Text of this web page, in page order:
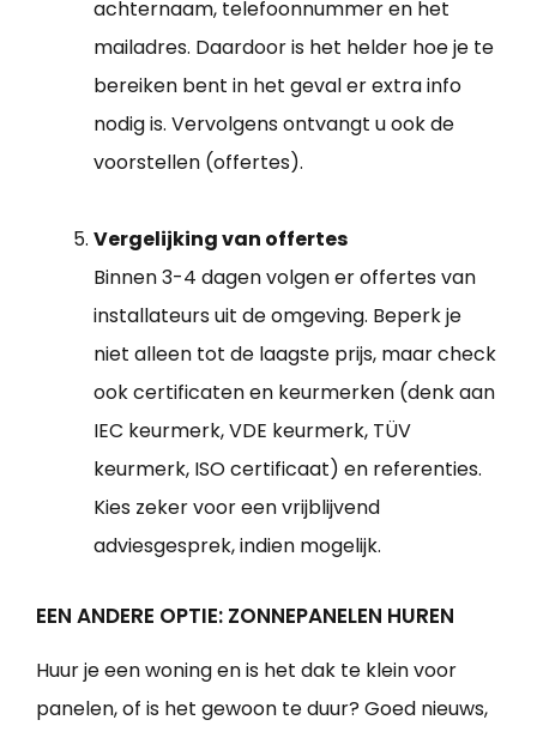
achternaam, telefoonnummer en het
mailadres. Daardoor is het helder hoe je te
bereiken bent in het geval er extra info
nodig is. Vervolgens ontvangt u ook de
voorstellen (offertes).
Vergelijking van offertes
Binnen 3-4 dagen volgen er offertes van
installateurs uit de omgeving. Beperk je
niet alleen tot de laagste prijs, maar check
ook certificaten en keurmerken (denk aan
IEC keurmerk, VDE keurmerk, TÜV
keurmerk, ISO certificaat) en referenties.
Kies zeker voor een vrijblijvend
adviesgesprek, indien mogelijk.
EEN ANDERE OPTIE: ZONNEPANELEN HUREN
Huur je een woning en is het dak te klein voor
panelen, of is het gewoon te duur? Goed nieuws,